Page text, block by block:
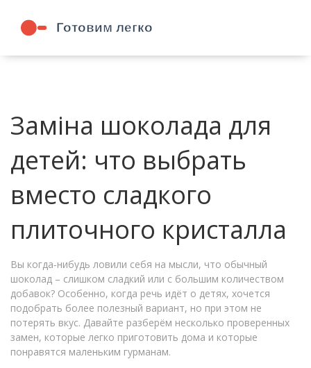
Заміна шоколада для
детей: что выбрать
вместо сладкого
плиточного кристалла
Вы когда‑нибудь ловили себя на мысли, что обычный
шоколад – слишком сладкий или с большим количеством
добавок? Особенно, когда речь идёт о детях, хочется
подобрать более полезный вариант, но при этом не
потерять вкус. Давайте разберём несколько проверенных
замен, которые легко приготовить дома и которые
понравятся маленьким гурманам.